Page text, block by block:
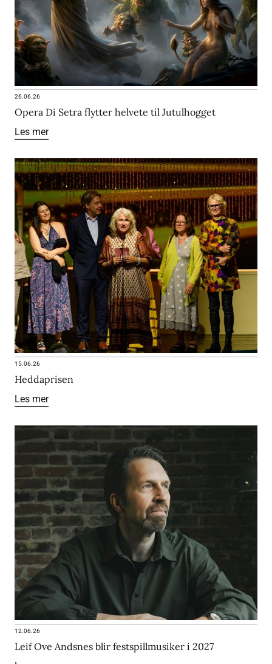
26.06.26
Opera Di Setra flytter helvete til Jutulhogget
Les mer
15.06.26
Heddaprisen
Les mer
12.06.26
Leif Ove Andsnes blir festspillmusiker i 2027